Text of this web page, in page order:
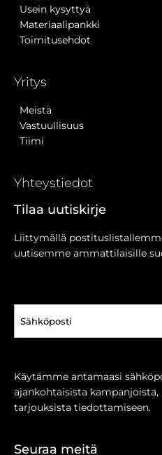
Usein kysyttyä
Materiaalipankki
Toimitusehdot
Yritys
Meistä
Vastuullisuus
Tiimi
Yhteystiedot
Tilaa uutiskirje
Liittymällä
uutisemme ammattilaisille
(Pakollinen)
Käytämme antamaasi
ajankohtaisista
tarjouksista tiedottamiseen.
Seuraa meitä